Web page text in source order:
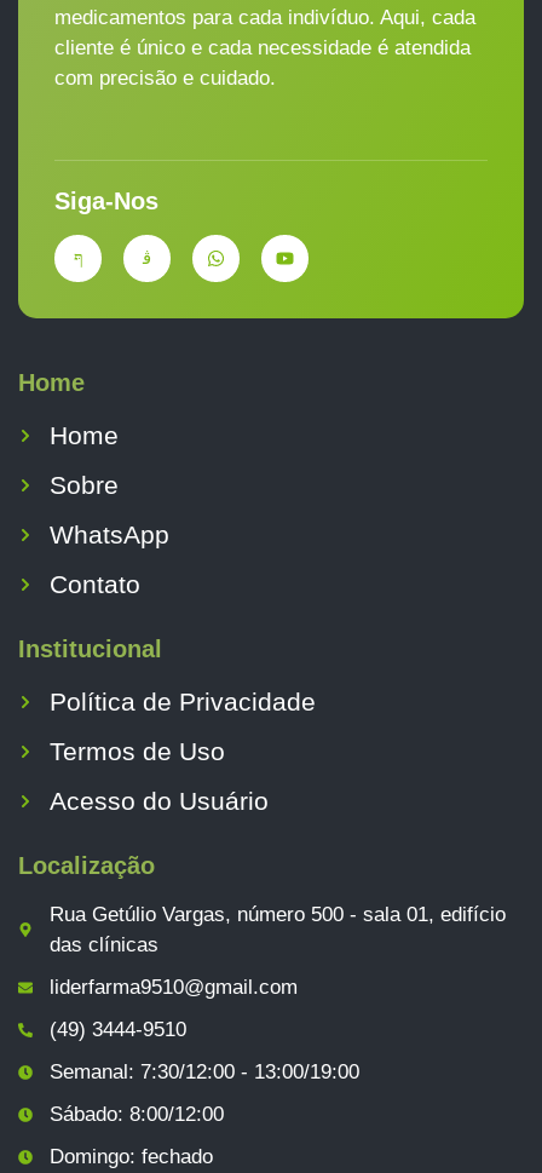
medicamentos para cada indivíduo. Aqui, cada
cliente é único e cada necessidade é atendida
com precisão e cuidado.
Siga-Nos
Home
Home
Sobre
WhatsApp
Contato
Institucional
Política de Privacidade
Termos de Uso
Acesso do Usuário
Localização
Rua Getúlio Vargas, número 500 - sala 01, edifício
das clínicas
liderfarma9510@gmail.com
(49) 3444-9510
Semanal: 7:30/12:00 - 13:00/19:00
Sábado: 8:00/12:00
Domingo: fechado